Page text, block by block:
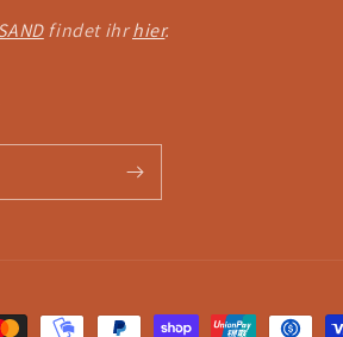
findet ihrhier.